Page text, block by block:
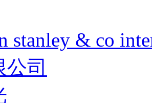
stanley & co
司